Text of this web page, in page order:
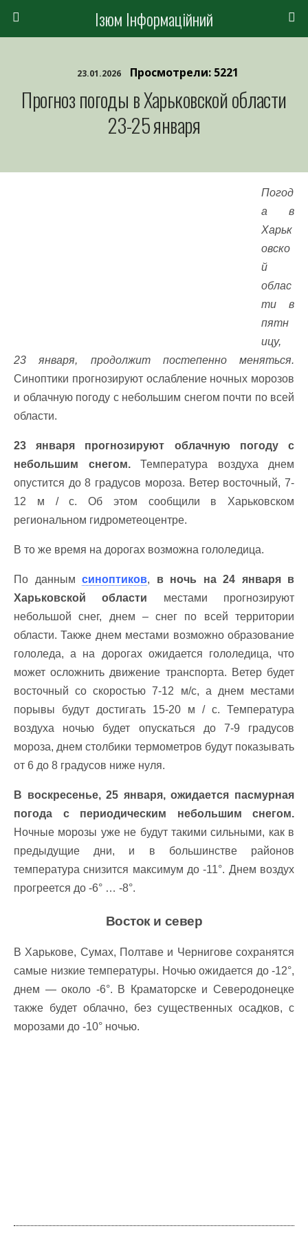
Ізюм Інформаційний
23.01.2026 Просмотрели: 5221
Прогноз погоды в Харьковской области
23-25 января
Погод
а в
Харьк
овско
й
облас
ти в
пятн
ицу,
23 января, продолжит постепенно меняться.
Синоптики прогнозируют ослабление ночных морозов
и облачную погоду с небольшим снегом почти по всей
области.
23 января прогнозируют облачную погоду с
небольшим снегом.Температура воздуха днем
опустится до 8 градусов мороза. Ветер восточный, 7-
12 м / с. Об этом сообщили в Харьковском
региональном гидрометеоцентре.
В то же время на дорогах возможна гололедица.
По данным синоптиков, в ночь на 24 января в
Харьковской области местами прогнозируют
небольшой снег, днем – снег по всей территории
области. Также днем местами возможно образование
гололеда, а на дорогах ожидается гололедица, что
может осложнить движение транспорта. Ветер будет
восточный со скоростью 7-12 м/с, а днем местами
порывы будут достигать 15-20 м / с. Температура
воздуха ночью будет опускаться до 7-9 градусов
мороза, днем столбики термометров будут показывать
от 6 до 8 градусов ниже нуля.
В воскресенье, 25 января, ожидается пасмурная
погода с периодическим небольшим снегом.
Ночные морозы уже не будут такими сильными, как в
предыдущие дни, и в большинстве районов
температура снизится максимум до -11°. Днем воздух
прогреется до -6° … -8°.
Восток и север
В Харькове, Сумах, Полтаве и Чернигове сохранятся
самые низкие температуры. Ночью ожидается до -12°,
днем — около -6°. В Краматорске и Северодонецке
также будет облачно, без существенных осадков, с
морозами до -10° ночью.